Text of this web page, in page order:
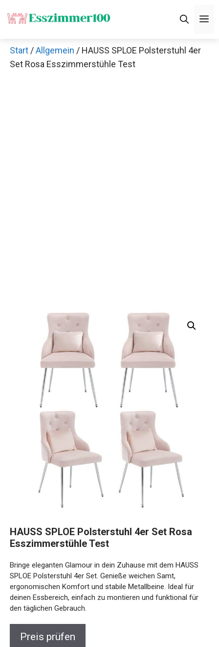
Inhalt
Start /Allgemein / HAUSS SPLOE Polsterstuhl 4er
Set Rosa Esszimmerstühle Test
HAUSS SPLOE Polsterstuhl 4er Set Rosa
Esszimmerstühle Test
Bringe eleganten Glamour in dein Zuhause mit dem HAUSS
SPLOE Polsterstuhl 4er Set. Genieße weichen Samt,
ergonomischen Komfort und stabile Metallbeine. Ideal für
deinen Essbereich, einfach zu montieren und funktional für
den täglichen Gebrauch.
Preis prüfen